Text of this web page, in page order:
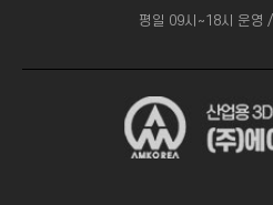
평일 09시~18시 운영 /